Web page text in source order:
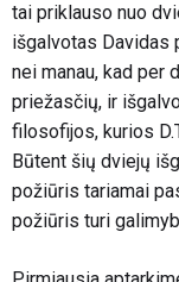
tai priklauso nuo
išgalvotas Davidas
nei manau, kad per
priežasčių, ir
filosofijos, kurios
Būtent šių dviejų
požiūris tariamai
požiūris turi